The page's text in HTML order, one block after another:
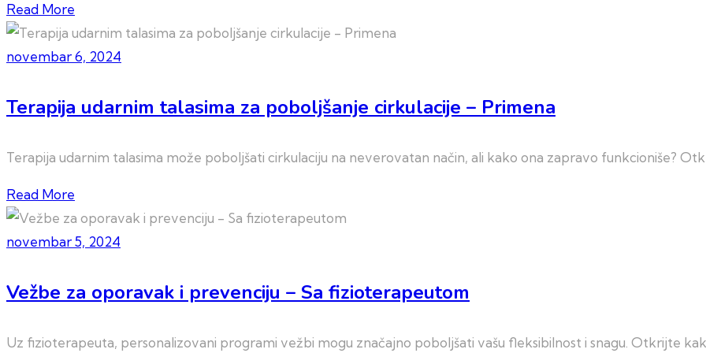
Read More
novembar 6, 2024
Terapija udarnim talasima za poboljšanje cirkulacije – Primena
Terapija udarnim talasima može poboljšati cirkulaciju na neverovatan način, ali kako ona zapravo funkcioniše?
Read More
novembar 5, 2024
Vežbe za oporavak i prevenciju – Sa fizioterapeutom
Uz fizioterapeuta, personalizovani programi vežbi mogu značajno poboljšati vašu fleksibilnost i snagu. Otkrijte